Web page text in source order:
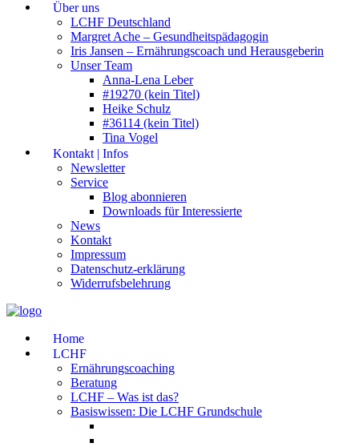
Über uns
LCHF Deutschland
Margret Ache – Gesundheitspädagogin
Iris Jansen – Ernährungscoach und Herausgeberin
Unser Team
Anna-Lena Leber
#19270 (kein Titel)
Heike Schulz
#36114 (kein Titel)
Tina Vogel
Kontakt | Infos
Newsletter
Service
Blog abonnieren
Downloads für Interessierte
News
Kontakt
Impressum
Datenschutz-erklärung
Widerrufsbelehrung
Home
LCHF
Ernährungscoaching
Beratung
LCHF – Was ist das?
Basiswissen: Die LCHF Grundschule